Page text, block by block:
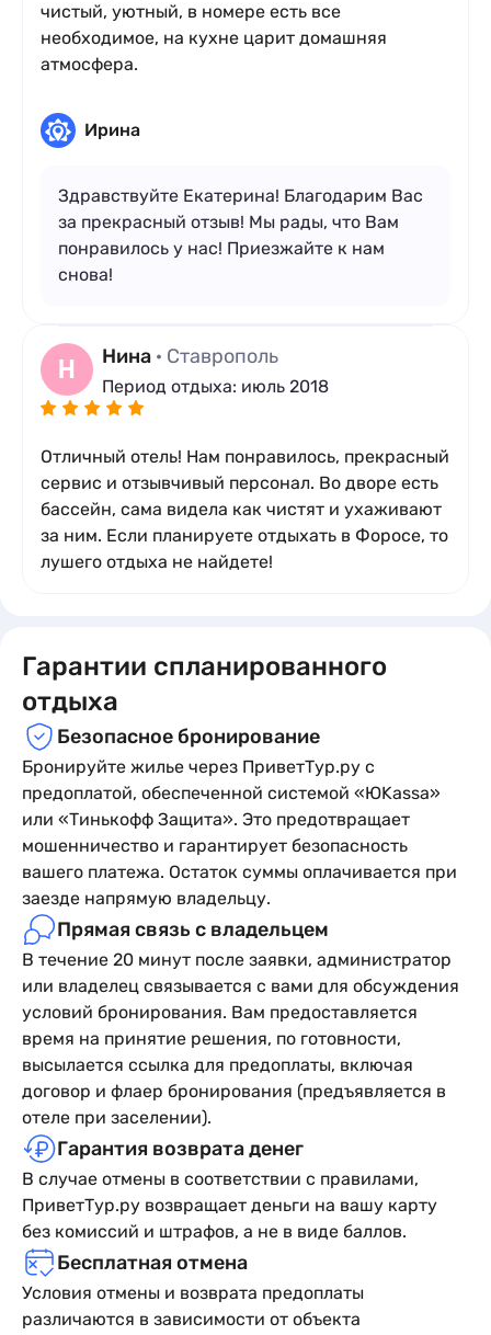
чистый, уютный, в номере есть все
необходимое, на кухне царит домашняя
атмосфера.
Ирина
Здравствуйте Екатерина! Благодарим Вас
за прекрасный отзыв! Мы рады, что Вам
понравилось у нас! Приезжайте к нам
снова!
Н Нина · Ставрополь
Период отдыха: июль 2018
Отличный отель! Нам понравилось, прекрасный
сервис и отзывчивый персонал. Во дворе есть
бассейн, сама видела как чистят и ухаживают
за ним. Если планируете отдыхать в Форосе, то
лушего отдыха не найдете!
Гарантии спланированного
отдыха
Безопасное бронирование
Бронируйте жилье через ПриветТур.ру с
предоплатой, обеспеченной системой «ЮKassa»
или «Тинькофф Защита». Это предотвращает
мошенничество и гарантирует безопасность
вашего платежа. Остаток суммы оплачивается при
заезде напрямую владельцу.
Прямая связь с владельцем
В течение 20 минут после заявки, администратор
или владелец связывается с вами для обсуждения
условий бронирования. Вам предоставляется
время на принятие решения, по готовности,
высылается ссылка для предоплаты, включая
договор и флаер бронирования (предъявляется в
отеле при заселении).
Гарантия возврата денег
В случае отмены в соответствии с правилами,
ПриветТур.ру возвращает деньги на вашу карту
без комиссий и штрафов, а не в виде баллов.
Бесплатная отмена
Условия отмены и возврата предоплаты
различаются в зависимости от объекта